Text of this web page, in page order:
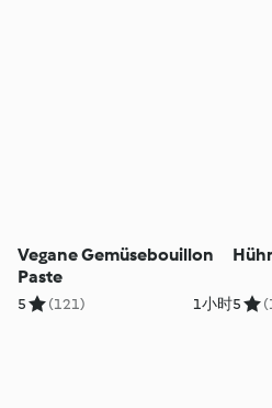
Vegane Gemüsebouillon
Paste
5 (121) 1小时5